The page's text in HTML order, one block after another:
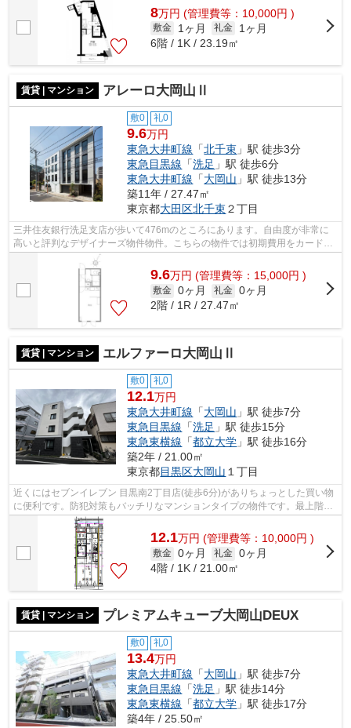
8万円 (管理費等：10,000円 )
敷金 1ヶ月 礼金
1ヶ月
6階 / 1K / 23.19㎡
賃貸 | マンション アレーロ大岡山Ⅱ
敷0 礼0
9.6万円
東急大井町線 「北千束 」駅 徒歩3分
東急目黒線 「洗足 」駅 徒歩6分
東急大井町線 「大岡山 」駅 徒歩13分
築11年 / 27.47㎡
東京都大田区北千束２丁目
三井住友銀行洗足支店が歩いて476mのところにあります。自由度が非常に
高いと評判なデザイナーズ物件物件。こちらの物件では初期費用をカードで
お支払いいただけます。この物件は駅か...
9.6万円 (管理費等：15,000円 )
敷金 0ヶ月 礼金 0ヶ月
2階 / 1R / 27.47㎡
賃貸 | マンション エルファーロ大岡山Ⅱ
敷0 礼0
12.1万円
東急大井町線 「大岡山 」駅 徒歩7分
東急目黒線 「洗足 」駅 徒歩15分
東急東横線 「都立大学 」駅 徒歩16分
築2年 / 21.00㎡
東京都目黒区大岡山 １丁目
近くにはセブンイレブン 目黒南2丁目店(徒歩6分)がありちょっとした買い物
に便利です。防犯対策もバッチリなマンションタイプの物件です。最上階の
物件です。好評の駅近物件となってお...
12.1万円 (管理費等：10,000円 )
敷金 0ヶ月 礼金 0ヶ月
4階 / 1K / 21.00㎡
賃貸 | マンション プレミアムキューブ大岡山DEUX
敷0 礼0
13.4万円
東急大井町線 「大岡山 」駅 徒歩7分
東急目黒線 「洗足 」駅 徒歩14分
東急東横線 「都立大学 」駅 徒歩17分
築4年 / 25.50㎡